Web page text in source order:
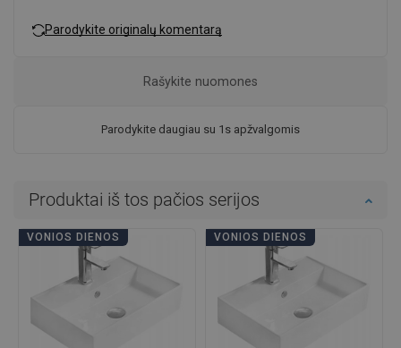
Parodykite originalų komentarą
Parodykite daugiau su 1s apžvalgomis
Rašykite nuomones
Produktai iš tos pačios serijos
VONIOS DIENOS VONIOS DIENOS